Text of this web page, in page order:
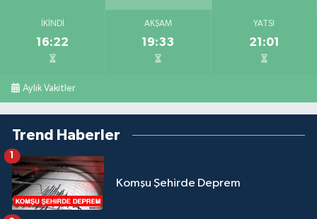
İKINDI
16:22
AKŞAM
19:33
YATSI
21:01
Aylık Vakitler
Trend Haberler
Komşu Şehirde Deprem
1